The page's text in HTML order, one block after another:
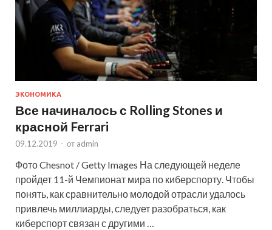
ЭКОНОМИКА
Все начиналось с Rolling Stones и
красной Ferrari
09.12.2019 - от admin
Фото Chesnot / Getty Images На следующей неделе
пройдет 11-й Чемпионат мира по киберспорту. Чтобы
понять, как сравнительно молодой отрасли удалось
привлечь миллиарды, следует разобраться, как
киберспорт связан с другими …